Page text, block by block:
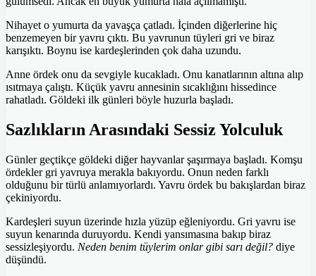
Nihayet o yumurta da yavaşça çatladı. İçinden diğerlerine hiç
benzemeyen bir yavru çıktı. Bu yavrunun tüyleri gri ve biraz
karışıktı. Boynu ise kardeşlerinden çok daha uzundu.
Anne ördek onu da sevgiyle kucakladı. Onu kanatlarının altına alıp
ısıtmaya çalıştı. Küçük yavru annesinin sıcaklığını hissedince
rahatladı. Göldeki ilk günleri böyle huzurla başladı.
Sazlıkların Arasındaki Sessiz Yolculuk
Günler geçtikçe göldeki diğer hayvanlar şaşırmaya başladı. Komşu
ördekler gri yavruya merakla bakıyordu. Onun neden farklı
olduğunu bir türlü anlamıyorlardı. Yavru ördek bu bakışlardan biraz
çekiniyordu.
Kardeşleri suyun üzerinde hızla yüzüp eğleniyordu. Gri yavru ise
suyun kenarında duruyordu. Kendi yansımasına bakıp biraz
sessizleşiyordu. Neden benim tüylerim onlar gibi sarı değil? diye
düşündü.